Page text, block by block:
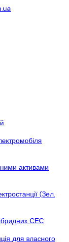
активами
(Зел.
СЕС
для власного